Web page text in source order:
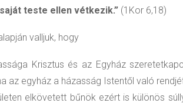
teste ellen vétkezik.” (1Kor 6,18)
valljuk, hogy
Krisztus és az Egyház
az egyház a házasság Istentől való
elkövetett bűnök ezért is különös